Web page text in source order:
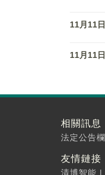
11月11日
11月11日
相關訊息
法定公告欄
友情鏈接
清博智能 |